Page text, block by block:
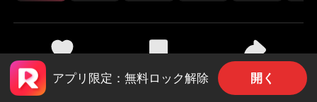
90 1.6k 共有
アプリ限定：無料ロック解除 開く